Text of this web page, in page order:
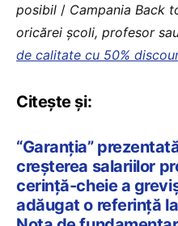
posibil / Campania Back
oricărei școli, profesor
de calitate cu 50%
Citește și:
“Garanția”
creșterea salariilor
cerință-cheie a
adăugat o referință